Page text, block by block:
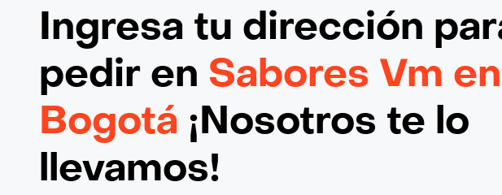
Ingresa tu dirección
pedir en Sabores Vm en
Bogotá ¡Nosotros te lo
llevamos!